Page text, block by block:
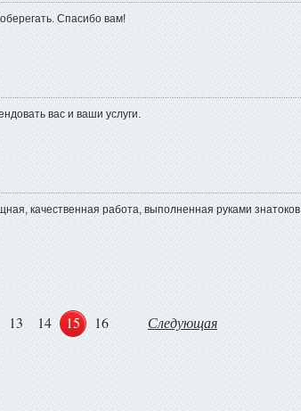
Спасибо вам!
вас и ваши услуги.
качественная работа, выполненная руками знатоков
13 14 15 16 Следующая